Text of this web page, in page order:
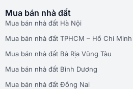
Mua bán nhà đất
Mua bán nhà đất Hà Nội
Mua bán nhà đất TPHCM – Hồ Chí Minh
Mua bán nhà đất Bà Rịa Vũng Tàu
Mua bán nhà đất Bình Dương
Mua bán nhà đất Đồng Nai